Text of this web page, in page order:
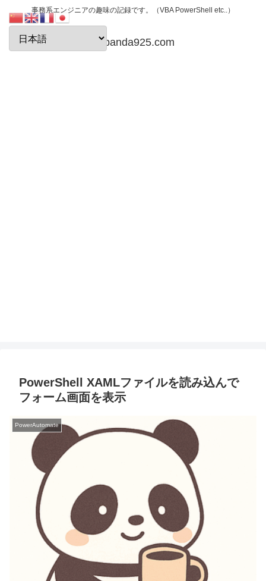
事務系エンジニアの趣味の記録です。（VBA PowerShell etc..）
papanda925.com
PowerShell XAMLファイルを読み込んで
フォーム画面を表示
PowerAutomate